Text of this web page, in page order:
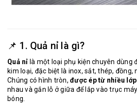
📌 1. Quả nỉ là gì?
Quả nỉ là một loại phụ kiện chuyên dùng
kim loại, đặc biệt là inox, sắt, thép, đồng,
Chúng có hình tròn, được ép từ nhiều
nhau và gắn lỗ ở giữa để lắp vào trục
bóng.